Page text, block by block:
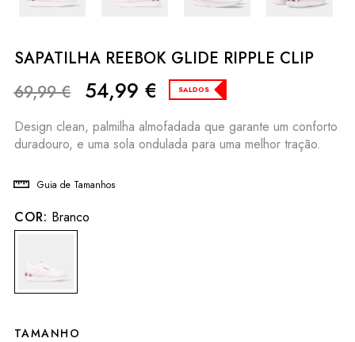
SAPATILHA REEBOK GLIDE RIPPLE CLIP
69,99€ 54,99 € SALDOS
Design clean, palmilha almofadada que garante um conforto
duradouro, e uma sola ondulada para uma melhor tração.
Guia de Tamanhos
COR: Branco
TAMANHO